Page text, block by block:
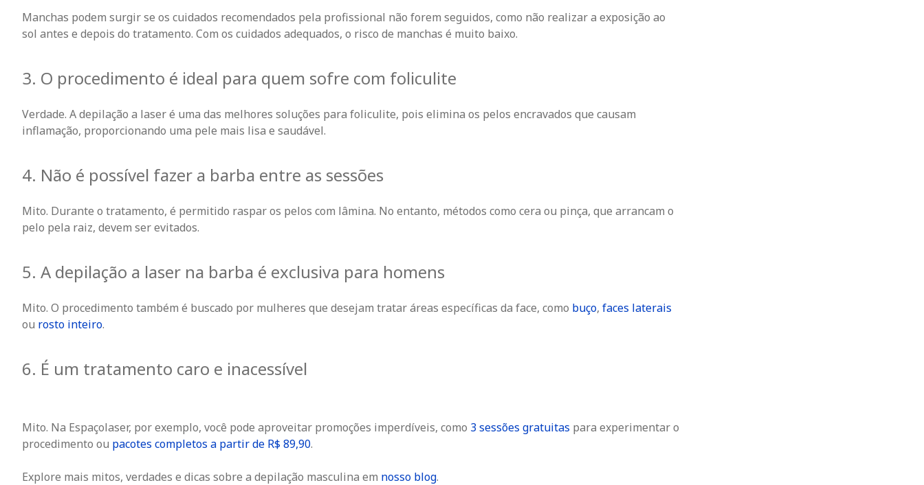
Manchas podem surgir se os cuidados recomendados pela profissional não forem seguidos, como não realizar a exposição ao
sol antes e depois do tratamento. Com os cuidados adequados, o risco de manchas é muito baixo.
3. O procedimento é ideal para quem sofre com foliculite
Verdade. A depilação a laser é uma das melhores soluções para foliculite, pois elimina os pelos encravados que causam
inflamação, proporcionando uma pele mais lisa e saudável.
4. Não é possível fazer a barba entre as sessões
Mito. Durante o tratamento, é permitido raspar os pelos com lâmina. No entanto, métodos como cera ou pinça, que arrancam o
pelo pela raiz, devem ser evitados.
5. A depilação a laser na barba é exclusiva para homens
Mito. O procedimento também é buscado por mulheres que desejam tratar áreas específicas da face, como buço, faces laterais
ou rosto inteiro.
6. É um tratamento caro e inacessível
Mito. Na Espaçolaser, por exemplo, você pode aproveitar promoções imperdíveis, como 3 sessões gratuitas para experimentar o
procedimento ou pacotes completos a partir de R$ 89,90.
Explore mais mitos, verdades e dicas sobre a depilação masculina em nosso blog.